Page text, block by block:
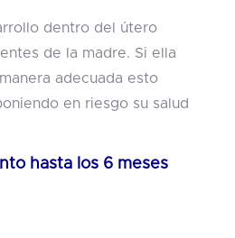
dentro del útero
de la madre. Si ella
adecuada esto
en riesgo su salud
hasta los 6 meses